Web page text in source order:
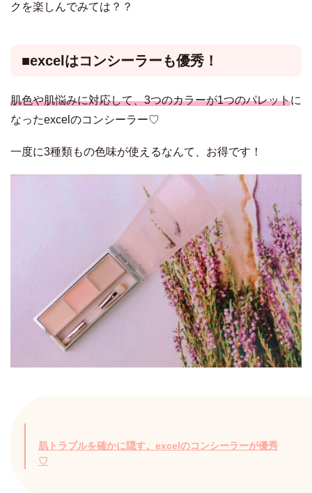
クを楽しんでみては？？
■excelはコンシーラーも優秀！
肌色や肌悩みに対応して、3つのカラーが1つのパレットに
なったexcelのコンシーラー♡
一度に3種類もの色味が使えるなんて、お得です！
肌トラブルを確かに隠す。excelのコンシーラーが優秀
♡